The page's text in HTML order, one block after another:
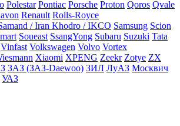
Polestar Pontiac Porsche Proton Qoros Qvale
Renault Rolls-Royce
/ Iran Khodro / IKCO Samsung Scion
Soueast SsangYong Subaru Suzuki Tata
Vinfast Volkswagen Volvo Vortex
Xiaomi XPENG Zeekr Zotye ZX
ЗАЗ (ЗАЗ-Daewoo) ЗИЛ ЛуАЗ Москвич
УАЗ